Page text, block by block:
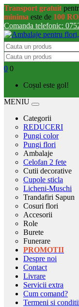
Transport gratuit
minima este de 100
Comanda telefonic:
0 0
Coșul este gol!
MENIU
Categorii
REDUCERI
Pungi color
Pungi flori
Ambalaje
Celofan 2 fete
Cutii decorative
Cupole sticla
Licheni-Muschi
Trandafiri Sapun
Cosuri flori
Accesorii
Role
Burete
Funerare
PROMOTII
Despre noi
Contact
Livrare
Servicii extra
Cum comand?
Termeni si conditii